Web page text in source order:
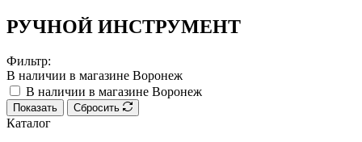
РУЧНОЙ ИНСТРУМЕНТ
Фильтр:
В наличии в магазине Воронеж
В наличии в магазине Воронеж
Показать Сбросить
Каталог